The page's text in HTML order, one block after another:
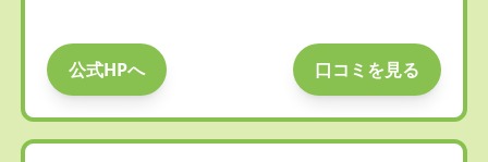
公式HPへ 口コミを見る